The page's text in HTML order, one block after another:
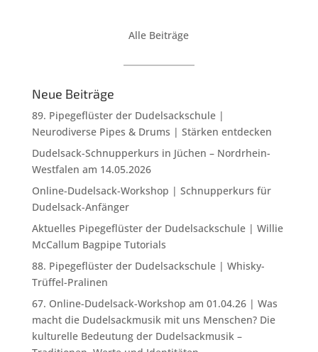
macht die Dudelsackmusik mit uns Menschen? Die
Traditionen, Werte und Identitäten
Dudelsack ein Instrument oder eine Waffe?
66. Online-Dudelsack-Workshop am 11.02.26 |
Berühmter Dudelsack Komponist | Donald MacLeod
– light music
87. Pipegeflüster der Dudelsackschule | Pipe-Art –
Non-Profit
65. Online-Dudelsack-Workshop am 15.12.25 |
Berühmter Dudelsack Komponist | John McLellan of
Dunoon
86. Pipegeflüster der Dudelsackschule | Pipes &
Drums im Internet
85. Pipegeflüster der Dudelsackschule | Über den
Ursprung der Sackpfeife
84. Pipegeflüster der Dudelsackschule | Der Zauber